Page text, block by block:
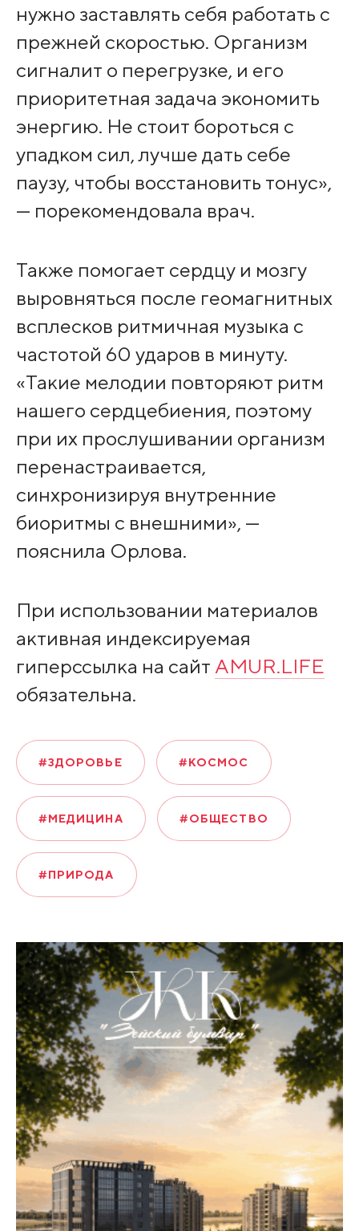
нужно заставлять себя работать с
прежней скоростью. Организм
сигналит о перегрузке, и его
приоритетная задача экономить
энергию. Не стоит бороться с
упадком сил, лучше дать себе
паузу, чтобы восстановить тонус»,
— порекомендовала врач.
Также помогает сердцу и мозгу
выровняться после геомагнитных
всплесков ритмичная музыка с
частотой 60 ударов в минуту.
«Такие мелодии повторяют ритм
нашего сердцебиения, поэтому
при их прослушивании организм
перенастраивается,
синхронизируя внутренние
биоритмы с внешними», —
пояснила Орлова.
При использовании материалов
активная индексируемая
гиперссылка на сайт AMUR.LIFE
обязательна.
#ЗДОРОВЬЕ #КОСМОС
#МЕДИЦИНА #ОБЩЕСТВО
#ПРИРОДА